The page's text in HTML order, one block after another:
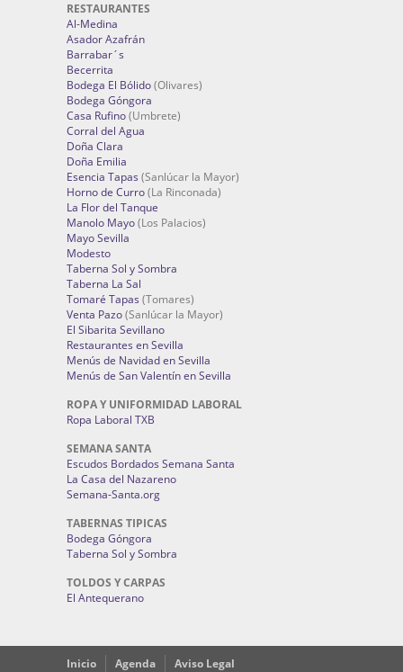
RESTAURANTES
Al-Medina
Asador Azafrán
Barrabar´s
Becerrita
Bodega El Bólido(Olivares)
Bodega Góngora
Casa Rufino(Umbrete)
Corral del Agua
Doña Clara
Doña Emilia
Esencia Tapas (Sanlúcar la Mayor)
Horno de Curro(La Rinconada)
La Flor del Tanque
Manolo Mayo(Los Palacios)
Mayo Sevilla
Modesto
Taberna Sol y Sombra
Taberna La Sal
Tomaré Tapas (Tomares)
Venta Pazo(Sanlúcar la Mayor)
El Sibarita Sevillano
Restaurantes en Sevilla
Menús de Navidad en Sevilla
Menús de San Valentín en Sevilla
ROPA Y UNIFORMIDAD LABORAL
Ropa Laboral TXB
SEMANA SANTA
Escudos Bordados Semana Santa
La Casa del Nazareno
Semana-Santa.org
TABERNAS TIPICAS
Bodega Góngora
Taberna Sol y Sombra
TOLDOS Y CARPAS
El Antequerano
Inicio Agenda Aviso Legal